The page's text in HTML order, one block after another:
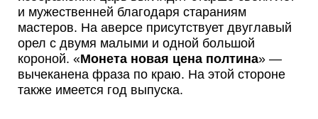
и мужественней благодаря стараниям
мастеров. На аверсе присутствует двуглавый
орел с двумя малыми и одной большой
короной. «Монета новая цена полтина» —
вычеканена фраза по краю. На этой стороне
также имеется год выпуска.